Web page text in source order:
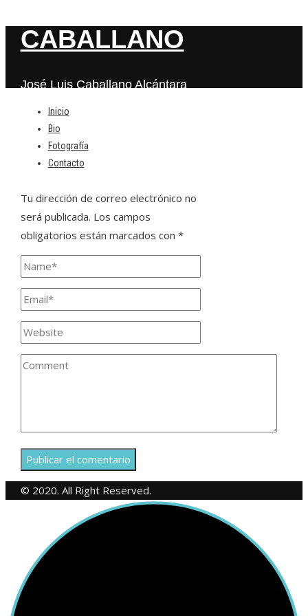
CABALLANO
José Luis Caballano Alcántara
Inicio
Bio
Fotografía
Contacto
Deja una respuesta
Tu dirección de correo electrónico no
será publicada. Los campos
obligatorios están marcados con *
© 2020. All Right Reserved.